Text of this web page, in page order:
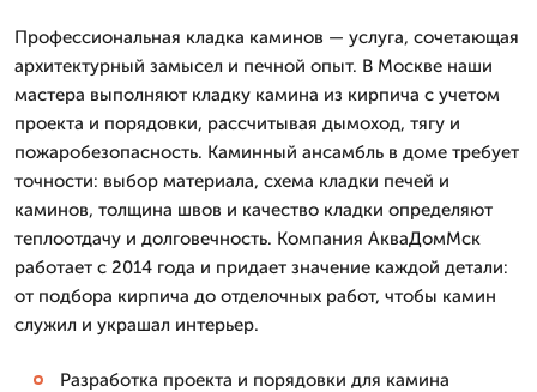
Профессиональная кладка каминов — услуга, сочетающая
архитектурный замысел и печной опыт. В Москве наши
мастера выполняют кладку камина из кирпича с учетом
проекта и порядовки, рассчитывая дымоход, тягу и
пожаробезопасность. Каминный ансамбль в доме требует
точности: выбор материала, схема кладки печей и
каминов, толщина швов и качество кладки определяют
теплоотдачу и долговечность. Компания АкваДомМск
работает с 2014 года и придает значение каждой детали:
от подбора кирпича до отделочных работ, чтобы камин
служил и украшал интерьер.
Разработка проекта и порядовки для камина